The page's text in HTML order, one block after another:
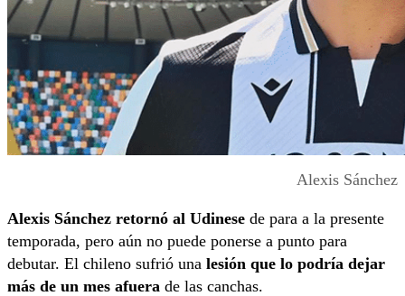
Alexis Sánchez
Alexis Sánchez retornó al Udinese de para a la presente
temporada, pero aún no puede ponerse a punto para
debutar. El chileno sufrió una lesión que lo podría dejar
más de un mes afuera de las canchas.